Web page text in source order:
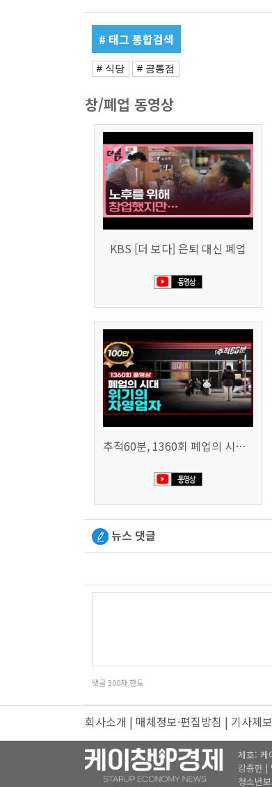
# 태그 통합검색
# 식당 # 공통점
창/폐업 동영상
KBS [더 보다] 은퇴 대신 폐업
추적60분, 1360회 폐업의 시대, 위기의 자영업자
뉴스 댓글
댓글300자 한도
회사소개 | 매체정보·편집방침 | 기사제보
제호: 케
강종헌 |
청소년